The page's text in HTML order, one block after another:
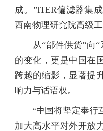
成。”ITER偏滤器集
西南物理研究院高级工
从“部件供货”向“
的变化，更是中国在
跨越的缩影，显著提
响力与话语权。
“中国将坚定奉行
加大高水平对外开放